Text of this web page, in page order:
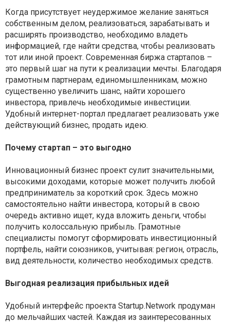
Когда присутствует неудержимое желание заняться
собственным делом, реализоваться, зарабатывать и
расширять производство, необходимо владеть
информацией, где найти средства, чтобы реализовать
тот или иной проект. Современная биржа стартапов –
это первый шаг на пути к реализации мечты. Благодаря
грамотным партнерам, единомышленникам, можно
существенно увеличить шанс, найти хорошего
инвестора, привлечь необходимые инвестиции.
Удобный интернет-портал предлагает реализовать уже
действующий бизнес, продать идею.
Почему стартап – это выгодно
Инновационный бизнес проект сулит значительными,
высокими доходами, которые может получить любой
предприниматель за короткий срок. Здесь можно
самостоятельно найти инвестора, который в свою
очередь активно ищет, куда вложить деньги, чтобы
получить колоссальную прибыль. Грамотные
специалисты помогут сформировать инвестиционный
портфель, найти союзников, учитывая: регион, отрасль,
вид деятельности, количество необходимых средств.
Выгодная реализация прибыльных идей
Удобный интерфейс проекта Startup.Network продуман
до мельчайших частей. Каждая из заинтересованных